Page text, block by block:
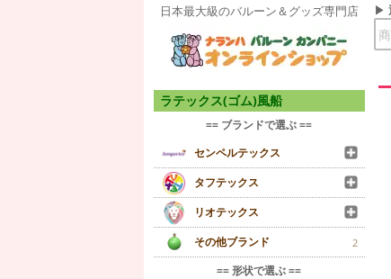
日本最大級のバルーン＆グッズ専門店
ラテックス(ゴム)風船
== ブランドで選ぶ ==
センペルテックス
タフテックス
リオテックス
その他ブランド
2
== 形状で選ぶ ==